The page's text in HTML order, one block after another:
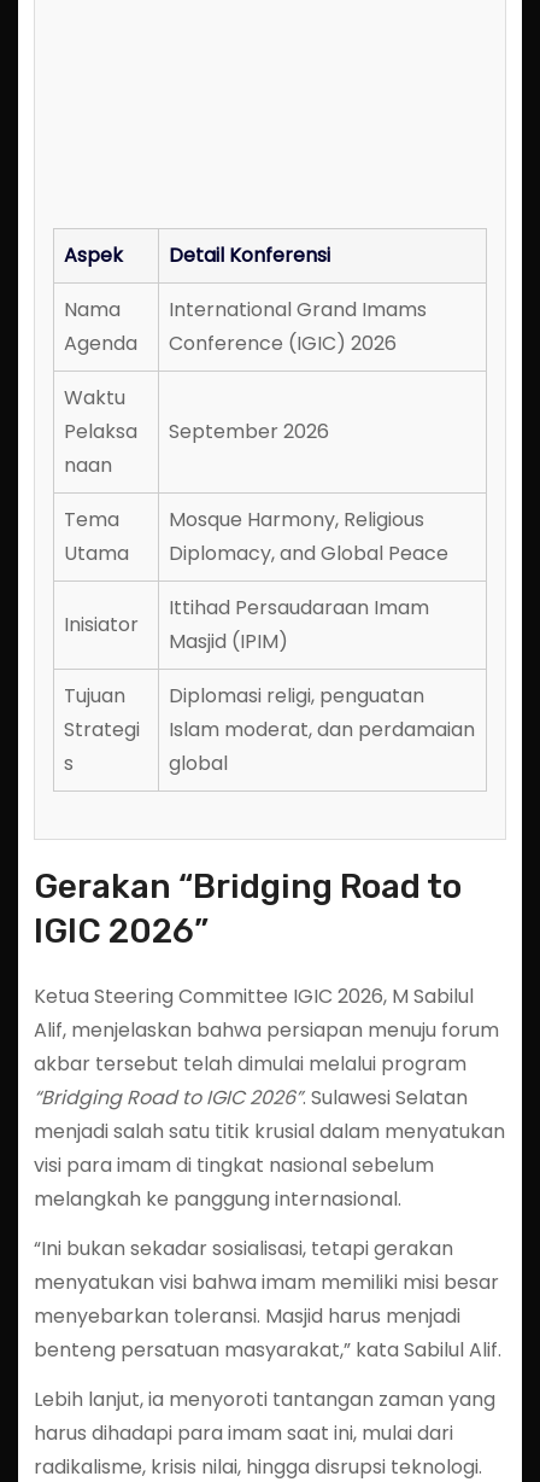
Aspek
Detail Konferensi
Nama
Agenda
International Grand Imams
Conference (IGIC) 2026
Waktu
Pelaksa
naan
September 2026
Tema
Utama
Mosque Harmony, Religious
Diplomacy, and Global Peace
Inisiator
Ittihad Persaudaraan Imam
Masjid (IPIM)
Tujuan
Strategi
s
Diplomasi religi, penguatan
Islam moderat, dan perdamaian
global
Gerakan “Bridging Road to
IGIC 2026”
Ketua Steering Committee IGIC 2026, M Sabilul
Alif, menjelaskan bahwa persiapan menuju forum
akbar tersebut telah dimulai melalui program
“Bridging Road to IGIC 2026”. Sulawesi Selatan
menjadi salah satu titik krusial dalam menyatukan
visi para imam di tingkat nasional sebelum
melangkah ke panggung internasional.
“Ini bukan sekadar sosialisasi, tetapi gerakan
menyatukan visi bahwa imam memiliki misi besar
menyebarkan toleransi. Masjid harus menjadi
benteng persatuan masyarakat,” kata Sabilul Alif.
Lebih lanjut, ia menyoroti tantangan zaman yang
harus dihadapi para imam saat ini, mulai dari
radikalisme, krisis nilai, hingga disrupsi teknologi.